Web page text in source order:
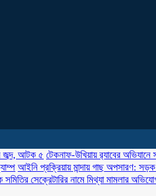
জব্দ, আটক ৫ টেকনাফ-উখিয়ায় র‌্যাবের
আইনি প্রক্রিয়ায় মান্দায় গাছ অপসারণ:
সমিতির সেক্রেটারির নামে মিথ্যা মামলার